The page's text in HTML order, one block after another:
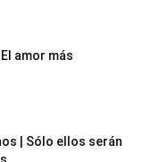
amor más
| Sólo ellos serán